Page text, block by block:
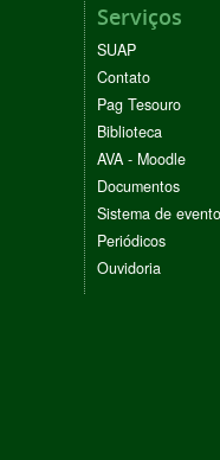
Serviços
SUAP
Contato
Pag Tesouro
Biblioteca
AVA - Moodle
Documentos
Sistema de
Periódicos
Ouvidoria